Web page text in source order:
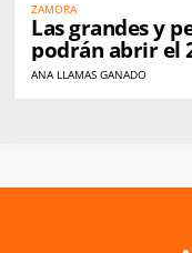
ZAMORA
Las grandes y
podrán abrir el
ANA LLAMAS GANADO